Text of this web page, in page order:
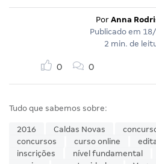
Por Anna
Publicado em
2 min. de
0 0
Tudo que sabemos sobre:
2016 Caldas Novas
concursos
curso online
inscrições
nível fundamental